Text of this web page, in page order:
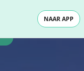
NAAR APP